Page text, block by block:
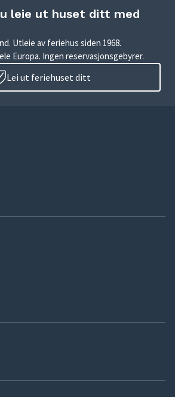
leie ut huset ditt med
Utleie av feriehus siden 1968.
Europa. Ingen reservasjonsgebyrer.
Lei ut feriehuset ditt